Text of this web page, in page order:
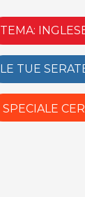
TEMA:
LE TUE
SPECIALE